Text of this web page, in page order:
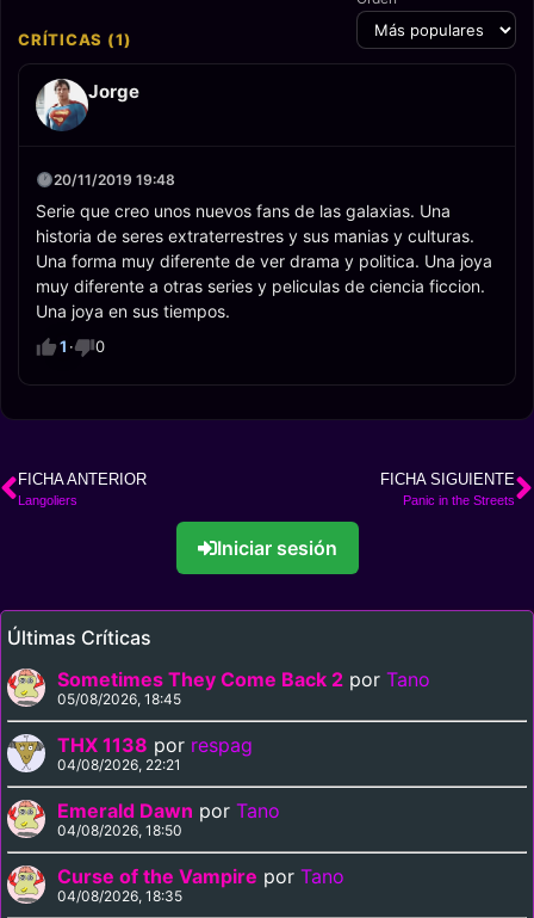
CRÍTICAS (1)
Jorge
20/11/2019 19:48
Serie que creo unos nuevos fans de las galaxias. Una
historia de seres extraterrestres y sus manias y culturas.
Una forma muy diferente de ver drama y politica. Una joya
muy diferente a otras series y peliculas de ciencia ficcion.
Una joya en sus tiempos.
1 · 0
FICHA ANTERIOR
Langoliers
FICHA SIGUIENTE
Panic in the Streets
Iniciar sesión
Últimas Críticas
Sometimes They Come Back 2 por Tano
05/08/2026, 18:45
THX 1138 por respag
04/08/2026, 22:21
Emerald Dawn por Tano
04/08/2026, 18:50
Curse of the Vampire por Tano
04/08/2026, 18:35